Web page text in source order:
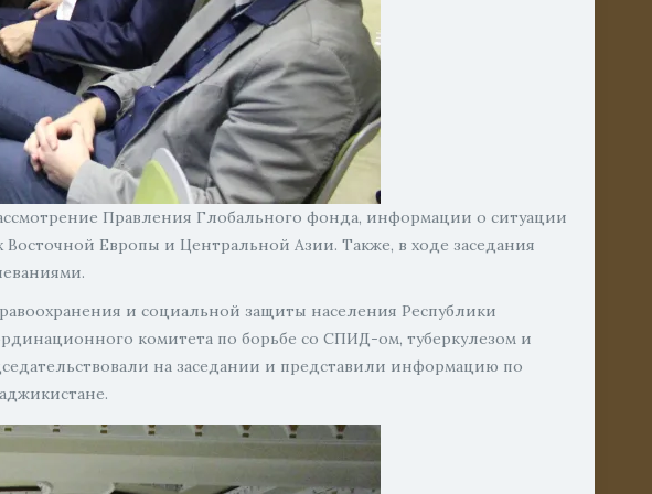
Правления Глобального фонда, информации о ситуации
Европы и Центральной Азии. Также, в ходе заседания
и социальной защиты населения Республики
комитета по борьбе со СПИД-ом, туберкулезом и
на заседании и представили информацию по